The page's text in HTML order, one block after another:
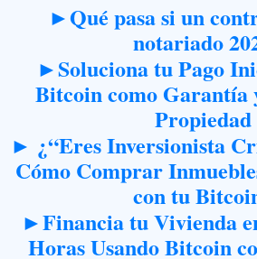
►Qué pasa si un
notariado
►Soluciona tu Pago
Bitcoin como Garantía
Propiedad
► ¿“Eres Inversionista
Cómo Comprar
con tu
►Financia tu Vivienda
Horas Usando Bitcoin